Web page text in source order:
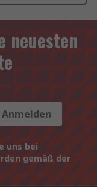
neuesten
Anmelden
uns bei
gemäß der